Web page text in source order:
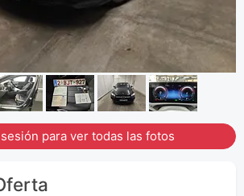
para ver todas las fotos